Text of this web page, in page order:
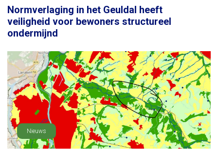
Normverlaging in het Geuldal heeft
veiligheid voor bewoners structureel
ondermijnd
Nieuws